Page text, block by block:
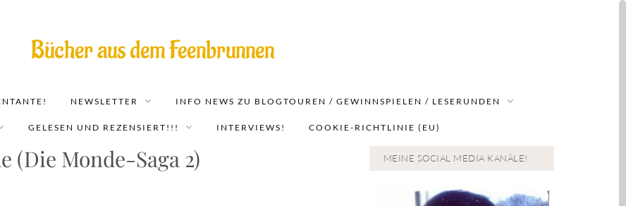
Bücher aus dem Feenbrunnen
NEWSLETTER INFO NEWS ZU BLOGTOUREN / GEWINNSPIELEN / LESERUNDEN
GELESEN UND REZENSIERT!!! INTERVIEWS! COOKIE-RICHTLINIE (EU)
(Die Monde-Saga 2) MEINE SOCIAL MEDIA KANÄLE!